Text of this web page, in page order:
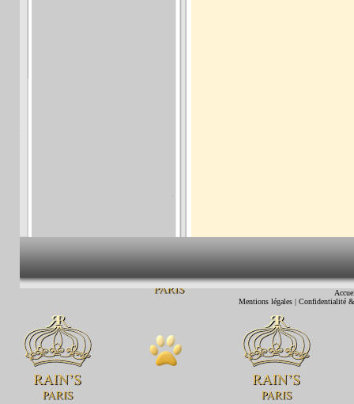
Mentions légales | Confidentialité